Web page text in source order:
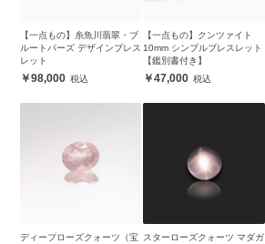
【一点もの】糸魚川翡翠・ブ
ルートパーズ デザインブレス
レット
98,000
【一点もの】クンツァイト
10mm シンプルブレスレット
【鑑別書付き】
47,000
ディープローズクォーツ（宝
スターローズクォーツ マダガ